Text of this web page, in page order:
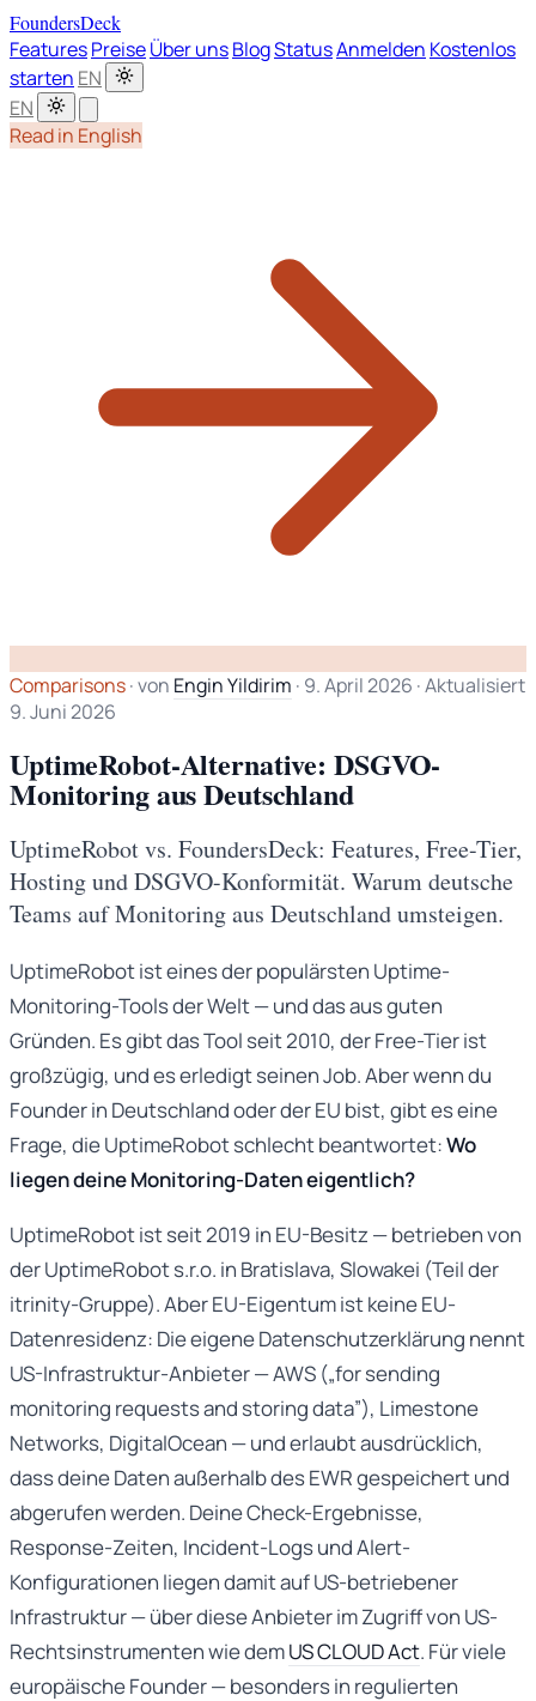
FoundersDeck
FeaturesPreiseÜber unsBlogStatusAnmelden Kostenlos
starten EN
EN
Read in English
Comparisons·von Engin Yildirim · 9. April 2026 ·Aktualisiert
9. Juni 2026
UptimeRobot-Alternative: DSGVO-
Monitoring aus Deutschland
UptimeRobot vs. FoundersDeck: Features, Free-Tier,
Hosting und DSGVO-Konformität. Warum deutsche
Teams auf Monitoring aus Deutschland umsteigen.
UptimeRobot ist eines der populärsten Uptime-
Monitoring-Tools der Welt — und das aus guten
Gründen. Es gibt das Tool seit 2010, der Free-Tier ist
großzügig, und es erledigt seinen Job. Aber wenn du
Founder in Deutschland oder der EU bist, gibt es eine
Frage, die UptimeRobot schlecht beantwortet:Wo
liegen deine Monitoring-Daten eigentlich?
UptimeRobot ist seit 2019 in EU-Besitz — betrieben von
der UptimeRobot s.r.o. in Bratislava, Slowakei (Teil der
itrinity-Gruppe). Aber EU-Eigentum ist keine EU-
Datenresidenz: Die eigene Datenschutzerklärung nennt
US-Infrastruktur-Anbieter — AWS („for sending
monitoring requests and storing data”), Limestone
Networks, DigitalOcean — und erlaubt ausdrücklich,
dass deine Daten außerhalb des EWR gespeichert und
abgerufen werden. Deine Check-Ergebnisse,
Response-Zeiten, Incident-Logs und Alert-
Konfigurationen liegen damit auf US-betriebener
Infrastruktur — über diese Anbieter im Zugriff von US-
Rechtsinstrumenten wie demUS CLOUD Act. Für viele
europäische Founder — besonders in regulierten